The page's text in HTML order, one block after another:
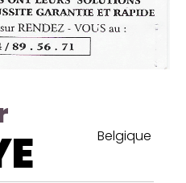
Belgique